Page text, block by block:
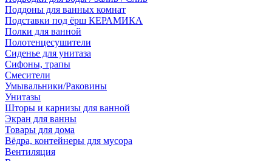
Поддоны для ванных комнат
Подставки под ёрш КЕРАМИКА
Полки для ванной
Полотенцесушители
Сиденье для унитаза
Сифоны, трапы
Смесители
Умывальники/Раковины
Унитазы
Шторы и карнизы для ванной
Экран для ванны
Товары для дома
Вёдра, контейнеры для мусора
Вентиляция